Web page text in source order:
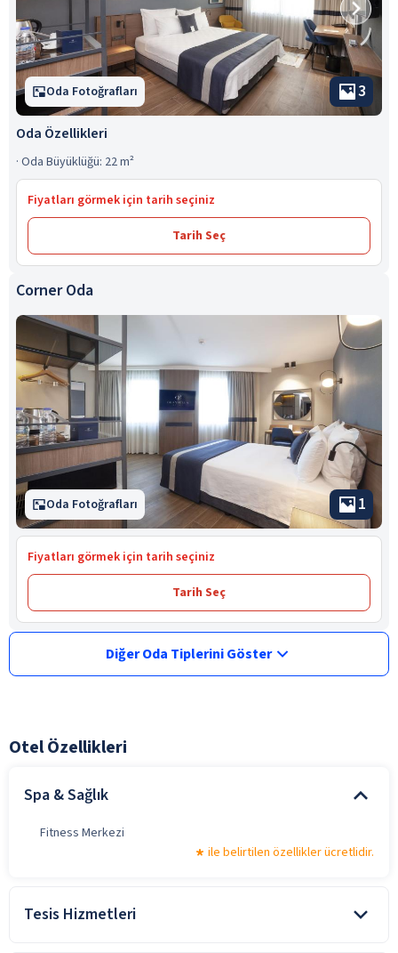
Oda Fotoğrafları 3
Oda Özellikleri
· Oda Büyüklüğü: 22 m²
Fiyatları görmek için tarih seçiniz
Tarih Seç
Corner Oda
Oda Fotoğrafları 1
Fiyatları görmek için tarih seçiniz
Tarih Seç
Diğer Oda Tiplerini Göster
Otel Özellikleri
Spa & Sağlık
Fitness Merkezi
ile belirtilen özellikler ücretlidir.
Tesis Hizmetleri